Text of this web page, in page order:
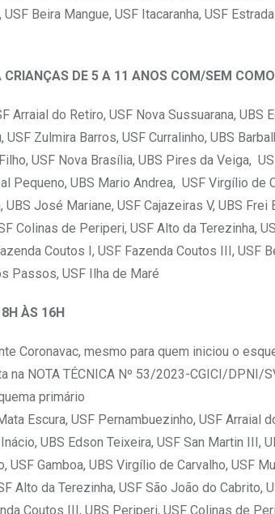
Beira Mangue, USF Itacaranha, USF
DE 5 A 11 ANOS COM/SEM
Arraial do Retiro, USF Nova Sussuarana, UBS
Zulmira Barros, USF Curralinho, UBS
USF Nova Brasília, UBS Pires da Veiga,
Pequeno, UBS Mario Andrea, USF Virgílio de
José Mariane, USF Cajazeiras V, UBS Frei
Colinas de Periperi, USF Alto da Terezinha,
Coutos I, USF Fazenda Coutos III, USF
Passos, USF Ilha de Maré
ÀS 16H
Coronavac, mesmo para quem iniciou o
na NOTA TÉCNICA Nº 53/2023-CGICI/DPNI/
primário
Escura, USF Pernambuezinho, USF Arraial
UBS Edson Teixeira, USF San Martin III,
USF Gamboa, UBS Virgílio de Carvalho, USF
Alto da Terezinha, USF São João do Cabrito,
Coutos III, UBS Periperi, USF Colinas de